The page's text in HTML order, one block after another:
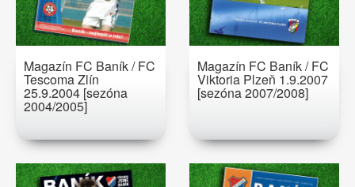
Magazín FC Baník / FC
Tescoma Zlín
25.9.2004 [sezóna
2004/2005]
Magazín FC Baník / FC
Viktoria Plzeň 1.9.2007
[sezóna 2007/2008]